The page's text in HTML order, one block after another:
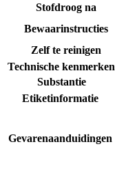
Stofdroog na
Bewaarinstructies
Zelf te reinigen
Technische kenmerken
Substantie
Etiketinformatie
Gevarenaanduidingen